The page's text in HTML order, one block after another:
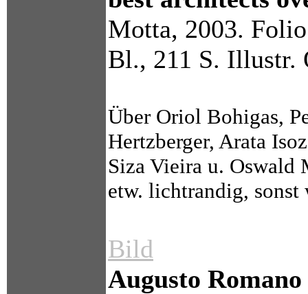
Motta, 2003.
Bl., 211 S. Illustr.
Über Oriol Bohigas,
Hertzberger, Arata
Siza Vieira u. Oswald
etw. lichtrandig, sonst
Bild
Augusto